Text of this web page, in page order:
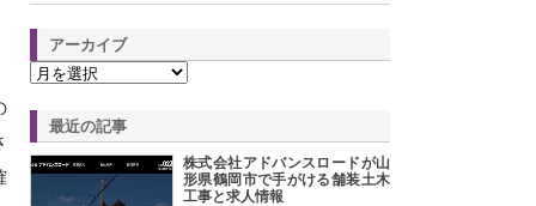
アーカイブ
最近の記事
株式会社アドバンスロードが山
形県鶴岡市で手がける舗装土木
工事と求人情報